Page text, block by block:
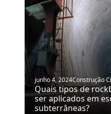
junho 4, 2024Construção
Quais tipos de
ser aplicados em
subterrâneas?